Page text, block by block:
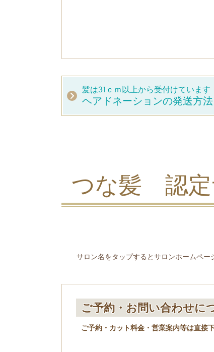
髪は31ｃｍ以上から受付けています
ヘアドネーションの発送方
つな髪 認定
サロン名をタップするとサロンホームペー
ご予約・お問い合わせに
ご予約・カット料金・営業案内等は直接